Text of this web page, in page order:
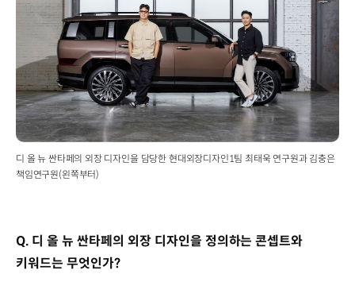
디 올 뉴 싼타페의 외장 디자인을 담당한 현대외장디자인1팀 최태욱 연구원과 김충은
책임연구원(왼쪽부터)
Q. 디 올 뉴 싼타페의 외장 디자인을 정의하는 콘셉트와
키워드는 무엇인가?